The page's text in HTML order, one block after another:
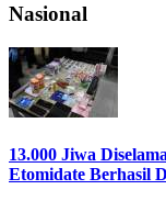
Nasional
13.000 Jiwa
Etomidate Berhasil